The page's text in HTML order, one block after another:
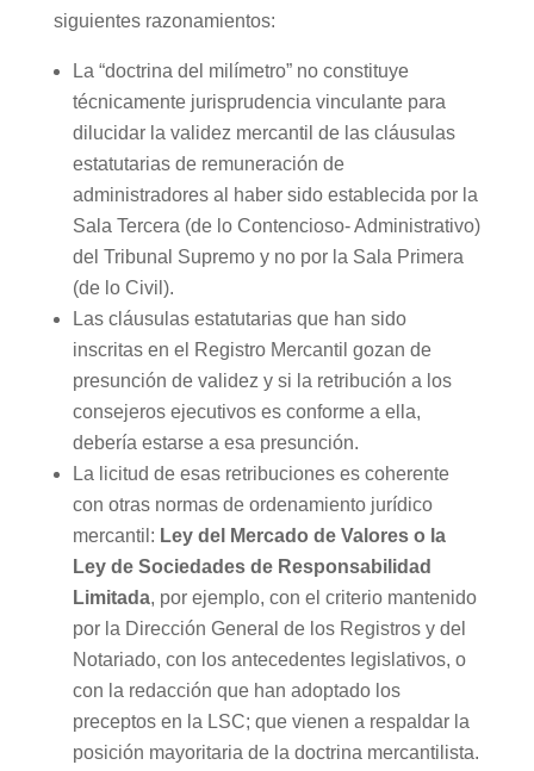
siguientes razonamientos:
La “doctrina del milímetro” no constituye
técnicamente jurisprudencia vinculante para
dilucidar la validez mercantil de las cláusulas
estatutarias de remuneración de
administradores al haber sido establecida por la
Sala Tercera (de lo Contencioso- Administrativo)
del Tribunal Supremo y no por la Sala Primera
(de lo Civil).
Las cláusulas estatutarias que han sido
inscritas en el Registro Mercantil gozan de
presunción de validez y si la retribución a los
consejeros ejecutivos es conforme a ella,
debería estarse a esa presunción.
La licitud de esas retribuciones es coherente
con otras normas de ordenamiento jurídico
mercantil: Ley del Mercado de Valores o la
Ley de Sociedades de Responsabilidad
Limitada, por ejemplo, con el criterio mantenido
por la Dirección General de los Registros y del
Notariado, con los antecedentes legislativos, o
con la redacción que han adoptado los
preceptos en la LSC; que vienen a respaldar la
posición mayoritaria de la doctrina mercantilista.